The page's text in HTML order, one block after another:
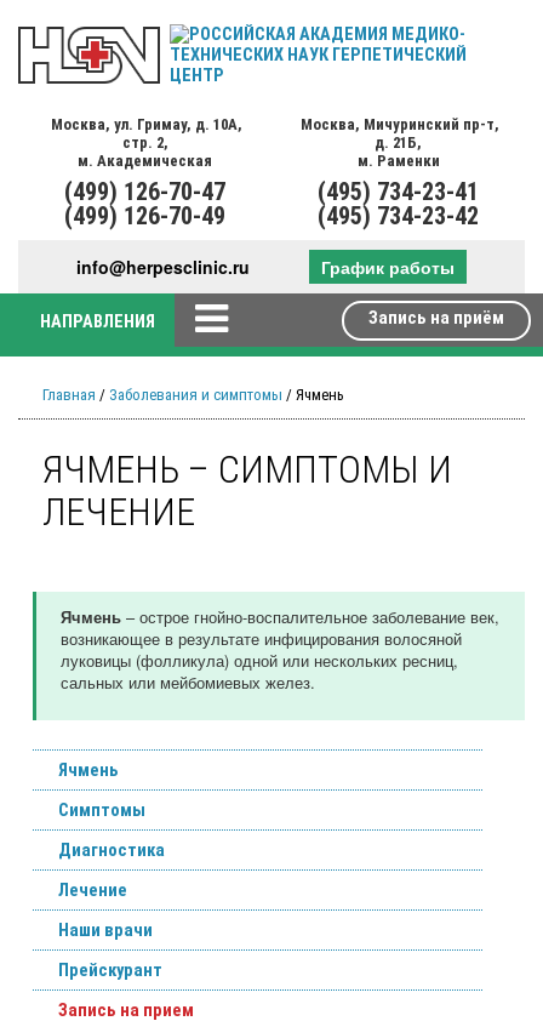
Москва, ул. Гримау, д. 10А,
стр. 2,
м. Академическая
(499) 126-70-47
(499) 126-70-49
Москва, Мичуринский пр-т,
д. 21Б,
м. Раменки
(495) 734-23-41
(495) 734-23-42
info@herpesclinic.ru График работы
НАПРАВЛЕНИЯ Запись на приём
Главная / Заболевания и симптомы / Ячмень
ЯЧМЕНЬ – СИМПТОМЫ И
ЛЕЧЕНИЕ
Ячмень – острое гнойно-воспалительное заболевание век,
возникающее в результате инфицирования волосяной
луковицы (фолликула) одной или нескольких ресниц,
сальных или мейбомиевых желез.
Ячмень
Симптомы
Диагностика
Лечение
Наши врачи
Прейскурант
Запись на прием